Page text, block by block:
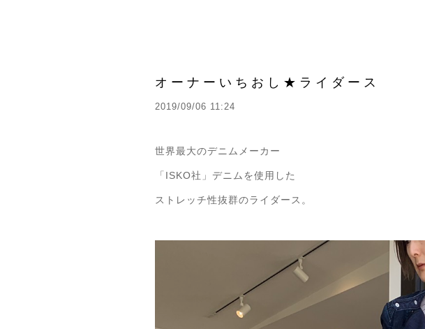
オーナーいちおし★ライダース
2019/09/06 11:24
世界最大のデニムメーカー
「ISKO社」デニムを使用した
ストレッチ性抜群のライダース。